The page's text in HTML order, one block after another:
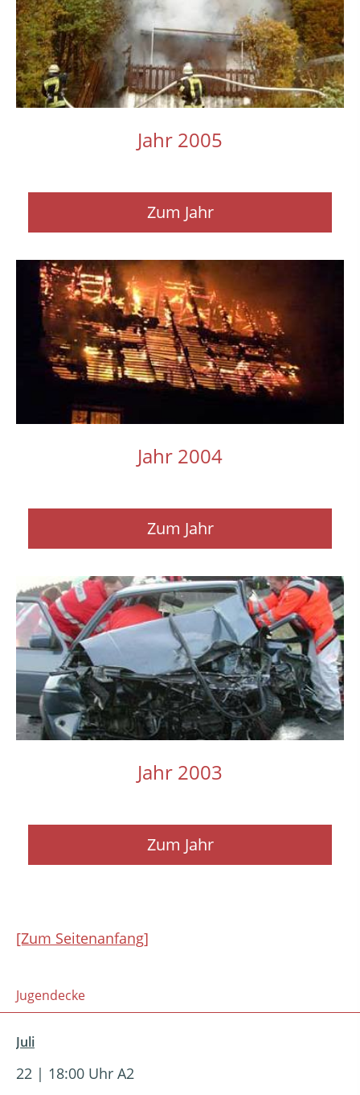
Jahr 2005
Zum Jahr
Jahr 2004
Zum Jahr
Jahr 2003
Zum Jahr
[Zum Seitenanfang]
Jugendecke
Juli
22 | 18:00 Uhr A2